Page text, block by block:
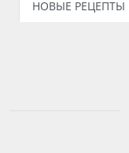
НОВЫЕ РЕЦЕПТЫ